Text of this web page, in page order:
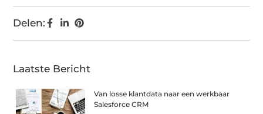
Delen:
Laatste Bericht
Van losse klantdata naar een werkbaar
Salesforce CRM